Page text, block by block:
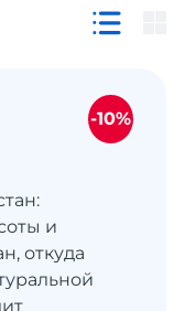
и
откуда
-10%